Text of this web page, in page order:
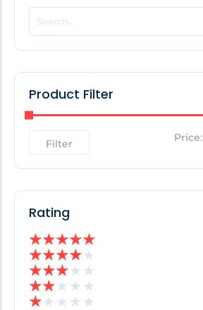
POPULAR THIS WEEK
No Posts Found!
No Posts Found!
Product Filter
Filter Price:
Rating
★★★★★
★★★★★
★★★★ ★
★★★ ★ ★
★★ ★ ★ ★